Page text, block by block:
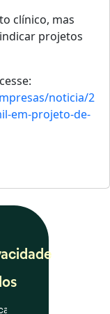
clínico, mas
projetos
noticia/2
em-projeto-de-
de